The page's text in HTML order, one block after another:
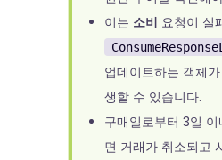
이는 소비 요청이 실
업데이트하는 객체
생할 수 있습니다.
구매일로부터 3일
면 거래가 취소되고